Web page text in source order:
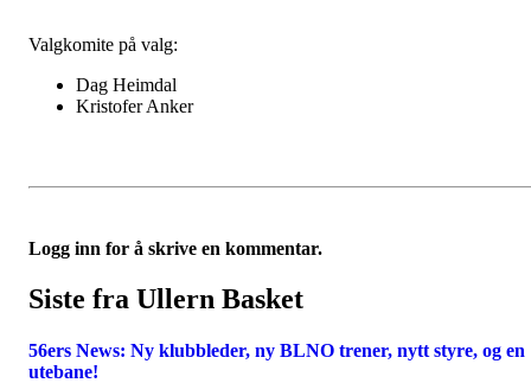
Valgkomite på valg:
Dag Heimdal
Kristofer Anker
Logg inn for å skrive en kommentar.
Siste fra Ullern Basket
56ers News: Ny klubbleder, ny BLNO trener, nytt styre, og en
utebane!